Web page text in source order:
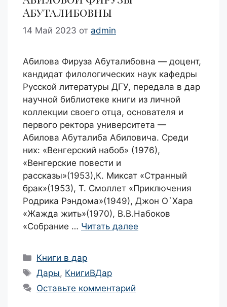
Абуталибовны
14 Май 2023 от admin
Абилова Фируза Абуталибовна — доцент,
кандидат филологических наук кафедры
Русской литературы ДГУ, передала в дар
научной библиотеке книги из личной
коллекции своего отца, основателя и
первого ректора университета —
Абилова Абуталиба Абиловича. Среди
них: «Венгерский набоб» (1976),
«Венгерские повести и
рассказы»(1953),К. Миксат «Странный
брак»(1953), Т. Смоллет «Приключения
Родрика Рэндома»(1949), Джон О`Хара
«Жажда жить»(1970), В.В.Набоков
«Собрание … Читать далее
Рубрики
Книги в дар
Метки
Дары, КнигиВДар
Оставьте комментарий